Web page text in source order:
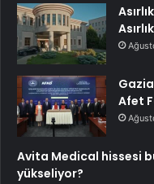
Afet
Avita Medical hissesi
yükseliyor?